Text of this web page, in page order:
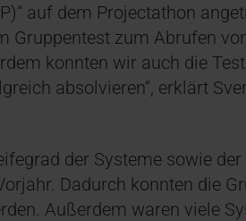
auf dem Projectathon
Gruppentest zum Abrufen
konnten wir auch die
absolvieren“, erklärt
der Systeme sowie
Dadurch konnten die
Außerdem waren viele